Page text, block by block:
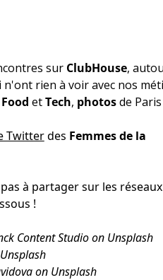
sur ClubHouse,
rien à voir avec nos
Food etTech, photosde Paris
Twitterdes Femmes de la
à partager sur les
!
Content Studio on Unsplash
on Unsplash